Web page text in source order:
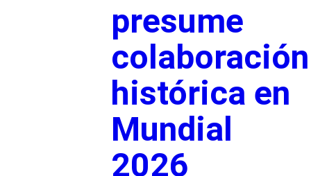
presume
colaboración
histórica en
Mundial
2026